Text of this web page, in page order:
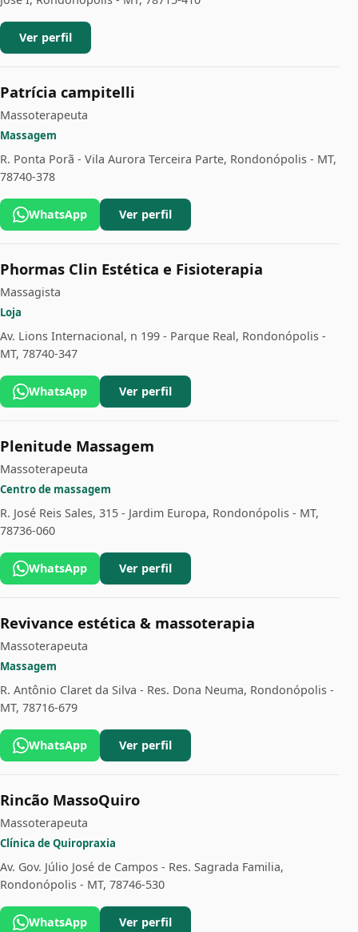
Ver perfil
Patrícia campitelli
Massoterapeuta
Massagem
R. Ponta Porã - Vila Aurora Terceira Parte, Rondonópolis - MT,
78740-378
WhatsApp Ver perfil
Phormas Clin Estética e Fisioterapia
Massagista
Loja
Av. Lions Internacional, n 199 - Parque Real, Rondonópolis -
MT, 78740-347
WhatsApp Ver perfil
Plenitude Massagem
Massoterapeuta
Centro de massagem
R. José Reis Sales, 315 - Jardim Europa, Rondonópolis - MT,
78736-060
WhatsApp Ver perfil
Revivance estética & massoterapia
Massoterapeuta
Massagem
R. Antônio Claret da Silva - Res. Dona Neuma, Rondonópolis -
MT, 78716-679
WhatsApp Ver perfil
Rincão MassoQuiro
Massoterapeuta
Clínica de Quiropraxia
Av. Gov. Júlio José de Campos - Res. Sagrada Familia,
Rondonópolis - MT, 78746-530
WhatsApp Ver perfil